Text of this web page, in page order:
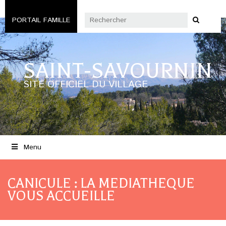
PORTAIL FAMILLE
SAINT-SAVOURNIN
SITE OFFICIEL DU VILLAGE
Menu
CANICULE : LA MEDIATHEQUE
VOUS ACCUEILLE